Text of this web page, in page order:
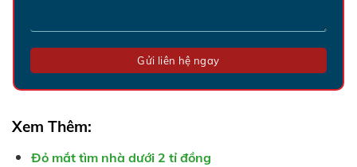
Xem Thêm:
Đỏ mắt tìm nhà dưới 2 tỉ đồng